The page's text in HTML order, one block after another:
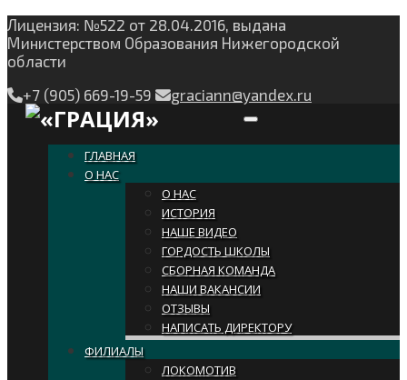
Лицензия: №522 от 28.04.2016, выдана
Министерством Образования Нижегородской
области
+7 (905) 669-19-59
graciann@yandex.ru
Toggle navigation
ГЛАВНАЯ
О НАС
О НАС
ИСТОРИЯ
НАШЕ ВИДЕО
ГОРДОСТЬ ШКОЛЫ
СБОРНАЯ КОМАНДА
НАШИ ВАКАНСИИ
ОТЗЫВЫ
НАПИСАТЬ ДИРЕКТОРУ
ФИЛИАЛЫ
ЛОКОМОТИВ